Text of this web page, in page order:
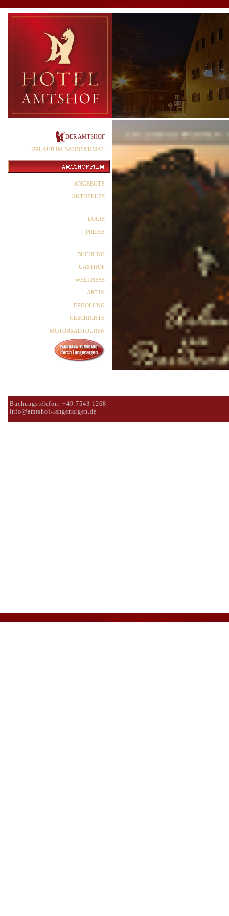
DER AMTSHOF
URLAUB IM BAUDENKMAL
ANGEBOTE
AKTUELLES
LOGIS
PREISE
BUCHUNG
GASTHOF
WELLNESS
AKTIV
ERHOLUNG
GESCHICHTE
MOTORRADTOUREN
Buchungstelefon: +49 7543 1268
info@amtshof-langenargen.de